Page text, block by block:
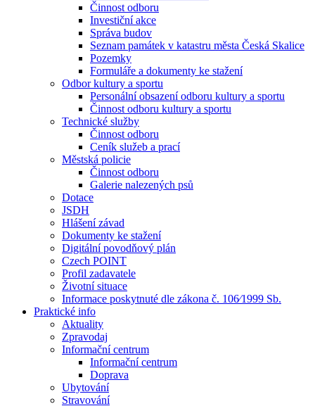
Činnost odboru
Investiční akce
Správa budov
Seznam památek v katastru města Česká Skalice
Pozemky
Formuláře a dokumenty ke stažení
Odbor kultury a sportu
Personální obsazení odboru kultury a sportu
Činnost odboru kultury a sportu
Technické služby
Činnost odboru
Ceník služeb a prací
Městská policie
Činnost odboru
Galerie nalezených psů
Dotace
JSDH
Hlášení závad
Dokumenty ke stažení
Digitální povodňový plán
Czech POINT
Profil zadavatele
Životní situace
Informace poskytnuté dle zákona č. 106⁄1999 Sb.
Praktické info
Aktuality
Zpravodaj
Informační centrum
Informační centrum
Doprava
Ubytování
Stravování